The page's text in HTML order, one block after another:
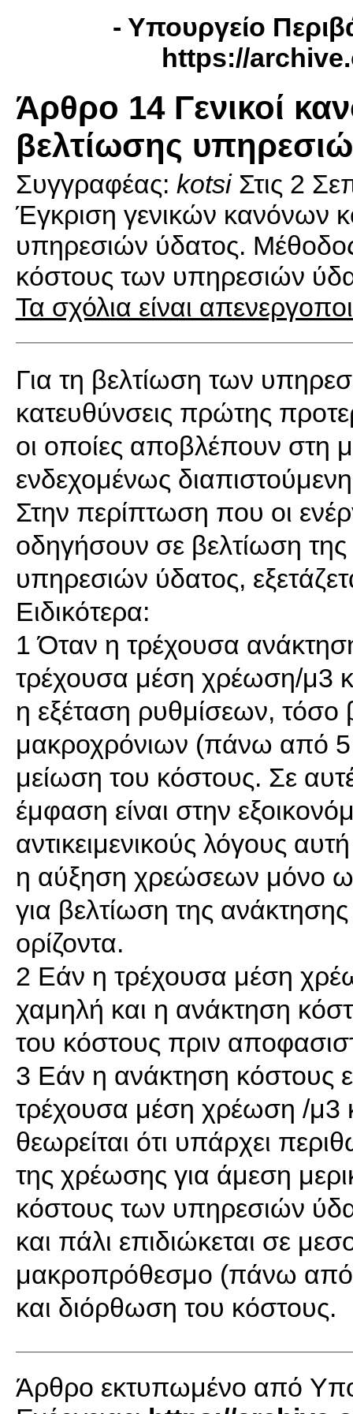
- Yπουργείο
https://
Άρθρο 14 Γενικοί
βελτίωσης
Συγγραφέας: kotsiΣτις 2
Έγκριση γενικών κανόνων
υπηρεσιών ύδατος. Μέθοδος
κόστους των υπηρεσιών
Τα σχόλια είναι
Για τη βελτίωση των
κατευθύνσεις πρώτης
οι οποίες αποβλέπουν στη
ενδεχομένως
Στην περίπτωση που οι
οδηγήσουν σε βελτίωση
υπηρεσιών ύδατος,
Ειδικότερα:
1 Όταν η τρέχουσα
τρέχουσα μέση χρέωση/μ3
η εξέταση ρυθμίσεων, τόσο
μακροχρόνιων (πάνω από
μείωση του κόστους. Σε
έμφαση είναι στην
αντικειμενικούς λόγους
η αύξηση χρεώσεων μόνο
για βελτίωση της
ορίζοντα.
2 Εάν η τρέχουσα μέση
χαμηλή και η ανάκτηση
του κόστους πριν
3 Εάν η ανάκτηση κόστους
τρέχουσα μέση χρέωση /μ3
θεωρείται ότι υπάρχει
της χρέωσης για άμεση
κόστους των υπηρεσιών
και πάλι επιδιώκεται σε
μακροπρόθεσμο (πάνω από
και διόρθωση του κόστους.
Άρθρο εκτυπωμένο από